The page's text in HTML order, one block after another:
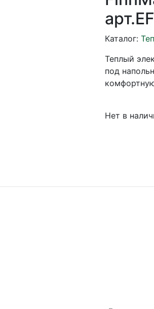
Каталог:
Теплый
под
Нет в